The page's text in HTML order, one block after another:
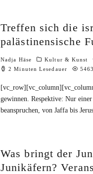
Treffen sich die
palästinensische
Nadja Häse Kultur & Kunst
2 Minuten Lesedauer
5463
gewinnen. Respektive: Nur
beanspruchen, von Jaffa bis
Was bringt der
Junikäfern?